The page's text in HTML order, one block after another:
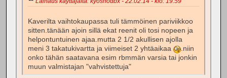
Kaverilta vaihtokaupassa tuli tämmöinen pariviikkoo
sitten.tänään ajoin sillä ekat reenit oli tosi nopeen ja
helpontuntuinen ajaa.mutta 2 1/2 akullisen ajolla
meni 3 takatukivartta ja viimeiset 2 yhtäaikaa
.niin
onko tähän saatavana esim rbmmän varsia tai jonkin
muun valmistajan "vahvistettuja"